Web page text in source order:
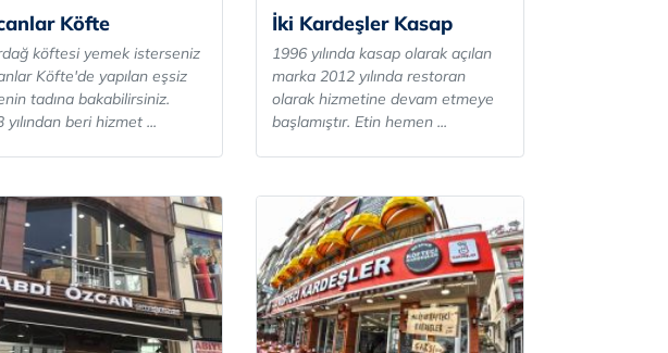
Köfte
köftesi yemek isterseniz
Köfte'de yapılan eşsiz
tadına bakabilirsiniz.
yılından beri hizmet ...
İki Kardeşler Kasap
1996 yılında kasap olarak açılan
marka 2012 yılında restoran
olarak hizmetine devam etmeye
başlamıştır. Etin hemen ...